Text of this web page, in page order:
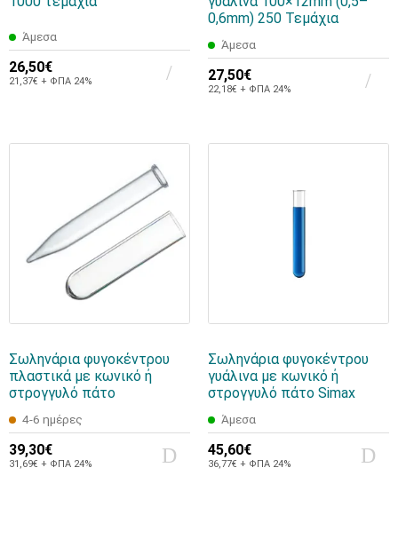
Άμεσα
26,50€
21,37€ + ΦΠΑ 24%
0,6mm) 250 Τεμάχια
Άμεσα
27,50€
22,18€ + ΦΠΑ 24%
Σωληνάρια φυγοκέντρου
πλαστικά με κωνικό ή
στρογγυλό πάτο
4-6 ημέρες
39,30€
31,69€ + ΦΠΑ 24%
Σωληνάρια φυγοκέντρου
γυάλινα με κωνικό ή
στρογγυλό πάτο Simax
Άμεσα
45,60€
36,77€ + ΦΠΑ 24%